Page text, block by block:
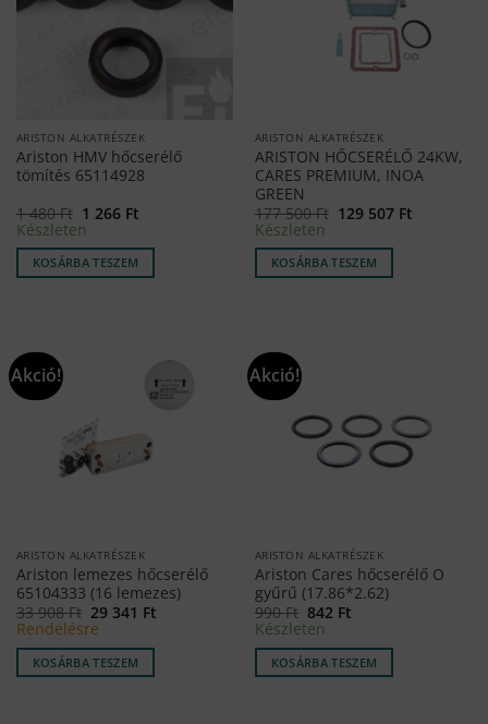
ARISTON ALKATRÉSZEK
Ariston HMV hőcserélő
tömítés 65114928
1 480Ft Original
price
was:
1
480 Ft.
1 266 FtCurrent
1
Készleten
KOSÁRBA TESZEM
ARISTON ALKATRÉSZEK
ARISTON HŐCSERÉLŐ 24KW,
CARES PREMIUM, INOA
GREEN
177 500Ft Original
177
500 Ft.
129 507 FtCurrent
Készleten
KOSÁRBA TESZEM
Akció!
ARISTON ALKATRÉSZEK
Ariston lemezes hőcserélő
65104333 (16 lemezes)
33 908Ft Original
price
was:
33
908 Ft.
29 341 FtCurrent
Rendelésre
KOSÁRBA TESZEM
Akció!
ARISTON ALKATRÉSZEK
Ariston Cares hőcserélő O
gyűrű (17.86*2.62)
990Ft Original
price
was:
990 Ft.
842 FtCurrent
842 Ft.
Készleten
KOSÁRBA TESZEM